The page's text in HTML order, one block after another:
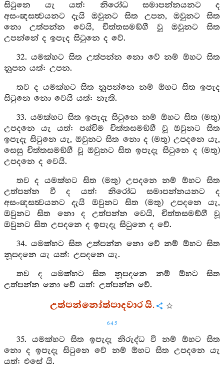
සිටුනෙ යැ යත්: නිරෝධ සමාපන්නයනට ද
අසංඥසත්‍වයනට දැයි ඔවුනට සිත උපන, ඔවුනට සිත
නො උත්පන්න වෙයි, චිත්තසමඞ්ගී වූ ඔවුනට සිත
උපන්නේ ද ඉපැද සිටුනෙ ද වේ.
32. යමක්හට සිත උත්පන්න නො වේ නම් ඕහට සිත
නූපන යත්: උපන.
තව ද යමක්හට සිත නූපන්නෙ නම් ඕහට සිත ඉපැද
සිටුනෙ නො වෙයි යත්: නැති.
33. යමක්හට සිත ඉපැදැ සිටුනෙ නම් ඕහට සිත (මතු)
උපදනෙ යැ යත්: පශ්චිම චිත්තසමඞ්ගී වූ ඔවුනට සිත
ඉපැදැ සිටුනෙ යැ, ඔවුනට සිත නො ද (මතු) උපදනෙ යැ,
සෙසු චිත්තසමඞ්ගී වූ ඔවුනට සිත ඉපැදැ සිටුනෙ ද (මතු)
උපදනෙ ද වෙයි.
තව ද යමක්හට සිත (මතු) උපදනෙ නම් ඕහට සිත
උත්පන්න වී ද යත්: නිරෝධ සමාපන්නයනට ද
අසංඥසත්‍වයනට දැයි ඔවුනට සිත (මතු) උපදනෙ යැ,
ඔවුනට සිත නො ද උත්පන්න වෙයි, චිත්තසමඞ්ගී වූ
ඔවුනට සිත උපදනෙ ද ඉපැදැ සිටුනෙ ද වේ.
34. යමක්හට සිත උත්පන්න නො වේ නම් ඕහට සිත
නූපදනෙ යැ යත්: උපදනෙ යැ.
තව ද යමක්හට සිත නූපදනෙ නම් ඕහට සිත
උත්පන්න නො වේ යත්: උත්පන්න වේ.
උත්පන්නෝත්පාදවාර යි.
645
35. යමක්හට සිත ඉපැදැ නිරුද්ධ වී නම් ඕහට සිත
නො ද ඉපැදැ සිටුනෙ වේ නම් ඕහට සිත උපදනෙ යැ
යත්: එසේ යි.